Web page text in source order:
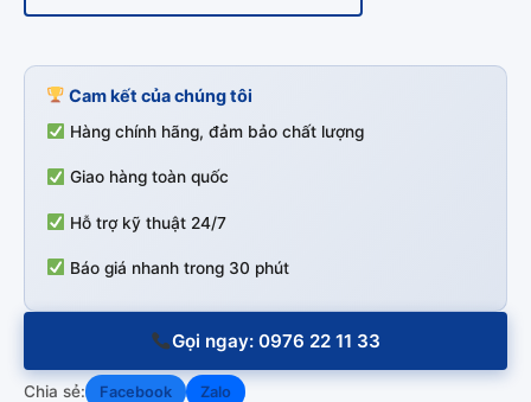
Cam kết của chúng tôi
Hàng chính hãng, đảm bảo chất lượng
Giao hàng toàn quốc
Hỗ trợ kỹ thuật 24/7
Báo giá nhanh trong 30 phút
Gọi ngay: 0976 22 11 33
Chia sẻ: Facebook Zalo